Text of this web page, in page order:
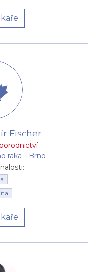
Fischer
raka –⁠⁠⁠⁠⁠⁠ Brno